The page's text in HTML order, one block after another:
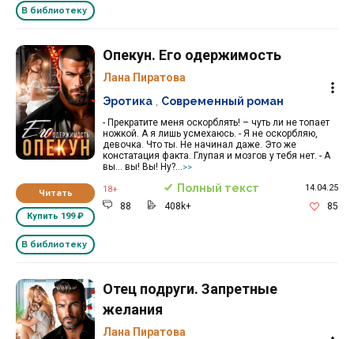
В библиотеку
Читать
Купить 199 ₽
В библиотеку
Опекун. Его одержимость
Лана Пиратова
- Прекратите меня оскорблять! – чуть ли не топает
ножкой. А я лишь усмехаюсь. - Я не оскорбляю,
девочка. Что ты. Не начинал даже. Это же
констатация факта. Глупая и мозгов у тебя нет. - А
вы… вы! Вы! Ну?...
>>
Эротика Современный роман
18+ Полный текст 14.04.25
88 408k+ 85
Отец подруги. Запретные
желания
Лана Пиратова